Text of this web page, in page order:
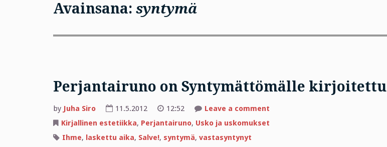
Avainsana: syntymä
Perjantairuno on Syntymättömälle kirjoitettu
by Juha Siro 11.5.2012 12:52 Leave a commenton
on
Kirjallinen estetiikka, Perjantairuno, Usko ja uskomukset
Ihme, laskettu aika, Salve!, syntymä, vastasyntynyt